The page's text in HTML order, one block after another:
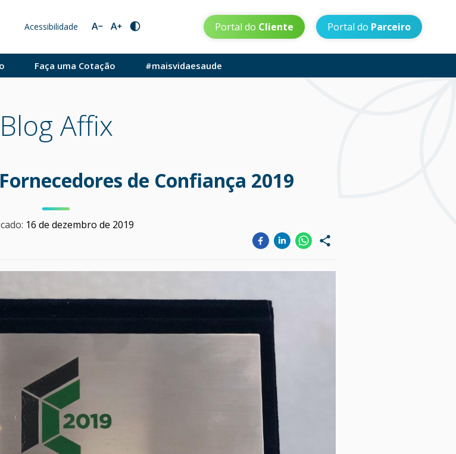
Acessibilidade Portal do Cliente Portal do Parceiro
Faça uma Cotação #maisvidaesaude
Blog Affix
de Confiança 2019
16 de dezembro de 2019